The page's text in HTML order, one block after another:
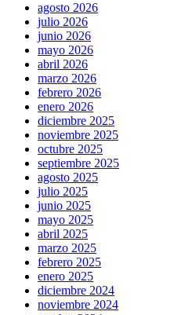
agosto 2026
julio 2026
junio 2026
mayo 2026
abril 2026
marzo 2026
febrero 2026
enero 2026
diciembre 2025
noviembre 2025
octubre 2025
septiembre 2025
agosto 2025
julio 2025
junio 2025
mayo 2025
abril 2025
marzo 2025
febrero 2025
enero 2025
diciembre 2024
noviembre 2024